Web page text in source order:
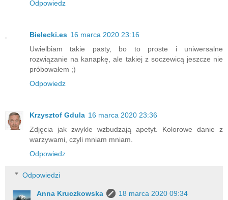
Odpowiedz
Bielecki.es 16 marca 2020 23:16
Uwielbiam takie pasty, bo to proste i uniwersalne
rozwiązanie na kanapkę, ale takiej z soczewicą jeszcze nie
próbowałem ;)
Odpowiedz
Krzysztof Gdula 16 marca 2020 23:36
Zdjęcia jak zwykle wzbudzają apetyt. Kolorowe danie z
warzywami, czyli mniam mniam.
Odpowiedz
Odpowiedzi
Anna Kruczkowska
18 marca 2020 09:34